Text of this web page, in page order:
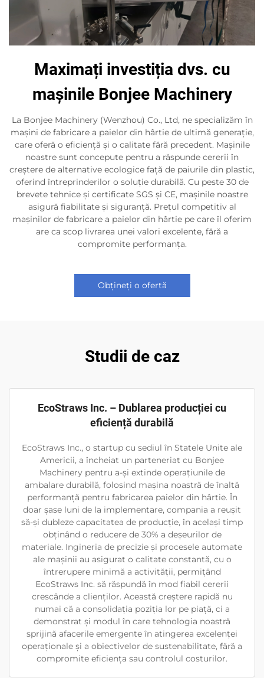
Maximați investiția dvs. cu
mașinile Bonjee Machinery
La Bonjee Machinery (Wenzhou) Co., Ltd, ne specializăm în
mașini de fabricare a paielor din hârtie de ultimă generație,
care oferă o eficiență și o calitate fără precedent. Mașinile
noastre sunt concepute pentru a răspunde cererii în
creștere de alternative ecologice față de paiurile din plastic,
oferind întreprinderilor o soluție durabilă. Cu peste 30 de
brevete tehnice și certificate SGS și CE, mașinile noastre
asigură fiabilitate și siguranță. Prețul competitiv al
mașinilor de fabricare a paielor din hârtie pe care îl oferim
are ca scop livrarea unei valori excelente, fără a
compromite performanța.
Obțineți o ofertă
Studii de caz
EcoStraws Inc. – Dublarea producției cu
eficiență durabilă
EcoStraws Inc., o startup cu sediul în Statele Unite ale
Americii, a încheiat un parteneriat cu Bonjee
Machinery pentru a-și extinde operațiunile de
ambalare durabilă, folosind mașina noastră de înaltă
performanță pentru fabricarea paielor din hârtie. În
doar șase luni de la implementare, compania a reușit
să-și dubleze capacitatea de producție, în același timp
obținând o reducere de 30% a deșeurilor de
materiale. Ingineria de precizie și procesele automate
ale mașinii au asigurat o calitate constantă, cu o
întrerupere minimă a activității, permițând
EcoStraws Inc. să răspundă în mod fiabil cererii
crescânde a clienților. Această creștere rapidă nu
numai că a consolidația poziția lor pe piață, ci a
demonstrat și modul în care tehnologia noastră
sprijină afacerile emergente în atingerea excelenței
operaționale și a obiectivelor de sustenabilitate, fără a
compromite eficiența sau controlul costurilor.